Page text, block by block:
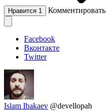
Нравится 1 Комментировать
Facebook
Вконтакте
Twitter
Islam Ibakaev @devellopah